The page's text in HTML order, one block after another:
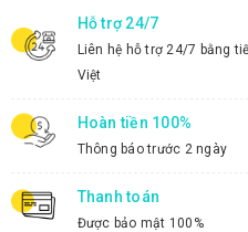
Hỗ trợ 24/7
Liên hệ hỗ trợ 24/7 bằng
Việt
Hoàn tiền 100%
Thông báo trước 2 ngày
Thanh toán
Được bảo mật 100%